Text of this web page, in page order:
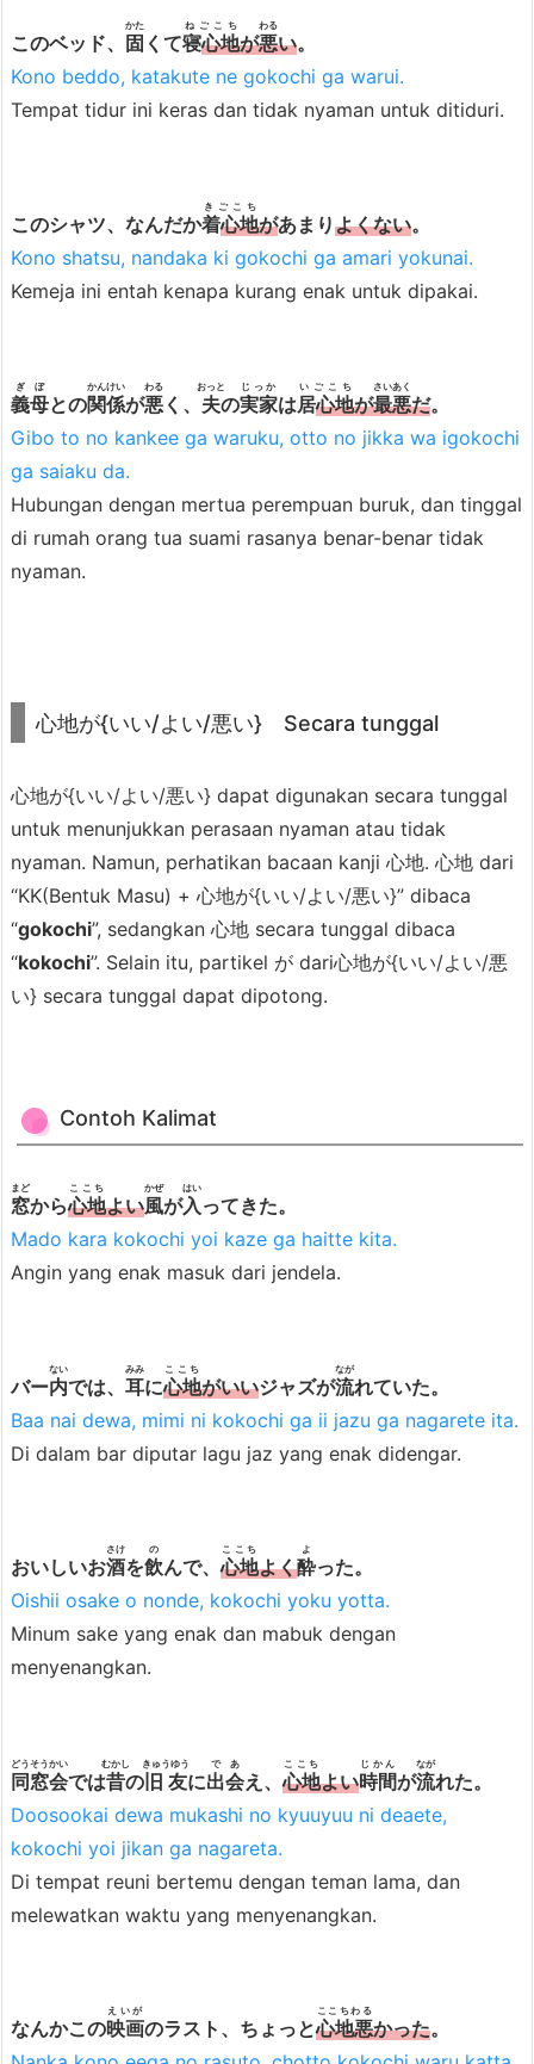
このベッド、 固
かた
くて寝心地
ねごこち
が悪
わる
い。
Kono beddo, katakute ne gokochi ga warui.
Tempat tidur ini keras dan tidak nyaman untuk ditiduri.
このシャツ、なんだか着心地
きごこち
があまりよくない。
Kono shatsu, nandaka ki gokochi ga amari yokunai.
Kemeja ini entah kenapa kurang enak untuk dipakai.
義母
ぎぼ
との関係
かんけい
が悪
わる
く、 夫
おっと
の実家
じっか
は居心地
いごこち
が最悪
さいあく
だ。
Gibo to no kankee ga waruku, otto no jikka wa igokochi
ga saiaku da.
Hubungan dengan mertua perempuan buruk, dan tinggal
di rumah orang tua suami rasanya benar-benar tidak
nyaman.
心地が{いい/よい/悪い} Secara tunggal
心地が{いい/よい/悪い} dapat digunakan secara tunggal
untuk menunjukkan perasaan nyaman atau tidak
nyaman. Namun, perhatikan bacaan kanji 心地. 心地 dari
“KK(Bentuk Masu) + 心地が{いい/よい/悪い}” dibaca
“gokochi”, sedangkan 心地 secara tunggal dibaca
“kokochi”. Selain itu, partikel が dari心地が{いい/よい/悪
い} secara tunggal dapat dipotong.
Contoh Kalimat
窓
まど
から心地
ここち
よい風
かぜ
が入
はい
ってきた。
Mado kara kokochi yoi kaze ga haitte kita.
Angin yang enak masuk dari jendela.
バー内
ない
では、 耳
みみ
に心地
ここち
がいいジャズが流
なが
れていた。
Baa nai dewa, mimi ni kokochi ga ii jazu ga nagarete ita.
Di dalam bar diputar lagu jaz yang enak didengar.
おいしいお酒
さけ
を飲
の
んで、心地
ここち
よく酔
よ
った。
Oishii osake o nonde, kokochi yoku yotta.
Minum sake yang enak dan mabuk dengan
menyenangkan.
同窓会
どうそうかい
では昔
むかし
の旧友
きゅうゆう
に出会
であ
え、心地
ここち
よい時間
じかん
が流
なが
れた。
Doosookai dewa mukashi no kyuuyuu ni deaete,
kokochi yoi jikan ga nagareta.
Di tempat reuni bertemu dengan teman lama, dan
melewatkan waktu yang menyenangkan.
なんかこの映画
えいが
のラスト、ちょっと心地悪
ここちわる
かった。